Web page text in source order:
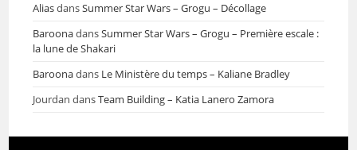
AliasdansSummer Star Wars – Grogu – Décollage
BaroonadansSummer Star Wars – Grogu – Première escale :
la lune de Shakari
Baroonadans Le Ministère du temps – Kaliane Bradley
Jourdan dansTeam Building – Katia Lanero Zamora